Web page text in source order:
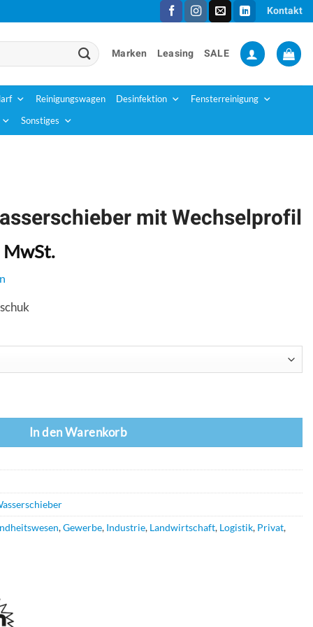
Kontakt
Marken Leasing SALE
Reinigungswagen Desinfektion Fensterreinigung
Sonstiges
mit Wechselprofil
MwSt.
In den Warenkorb
,Gewerbe, Industrie, Landwirtschaft, Logistik, Privat,